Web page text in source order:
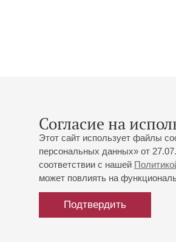
Согласие на
Этот сайт использует файлы
персональных данных» от
соответствии с нашей
может повлиять на
Подтвердить